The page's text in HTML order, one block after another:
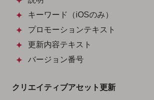
キーワード（iOSのみ）
プロモーションテキスト
更新内容テキスト
バージョン番号
クリエイティブアセット更新